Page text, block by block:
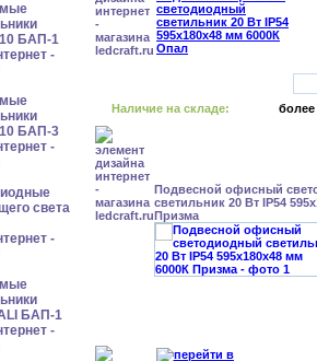
БАП-1
БАП-3
света
БАП-1
Наличие на складе: более
Подвесной офисный
светильник 20 Вт IP54
Призма